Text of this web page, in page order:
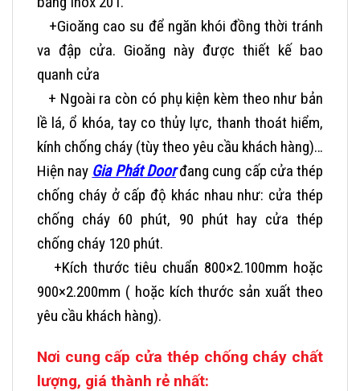
+Gioăng cao su để ngăn khói đồng thời tránh
va đập cửa. Gioăng này được thiết kế bao
quanh cửa
+ Ngoài ra còn có phụ kiện kèm theo như bản
lề lá, ổ khóa, tay co thủy lực, thanh thoát hiểm,
kính chống cháy (tùy theo yêu cầu khách hàng)…
Hiện nay Gia Phát Doorđang cung cấp cửa thép
chống cháy ở cấp độ khác nhau như: cửa thép
chống cháy 60 phút, 90 phút hay cửa thép
chống cháy 120 phút.
+Kích thước tiêu chuẩn 800×2.100mm hoặc
900×2.200mm ( hoặc kích thước sản xuất theo
yêu cầu khách hàng).
Nơi cung cấp cửa thép chống cháy chất
lượng, giá thành rẻ nhất: